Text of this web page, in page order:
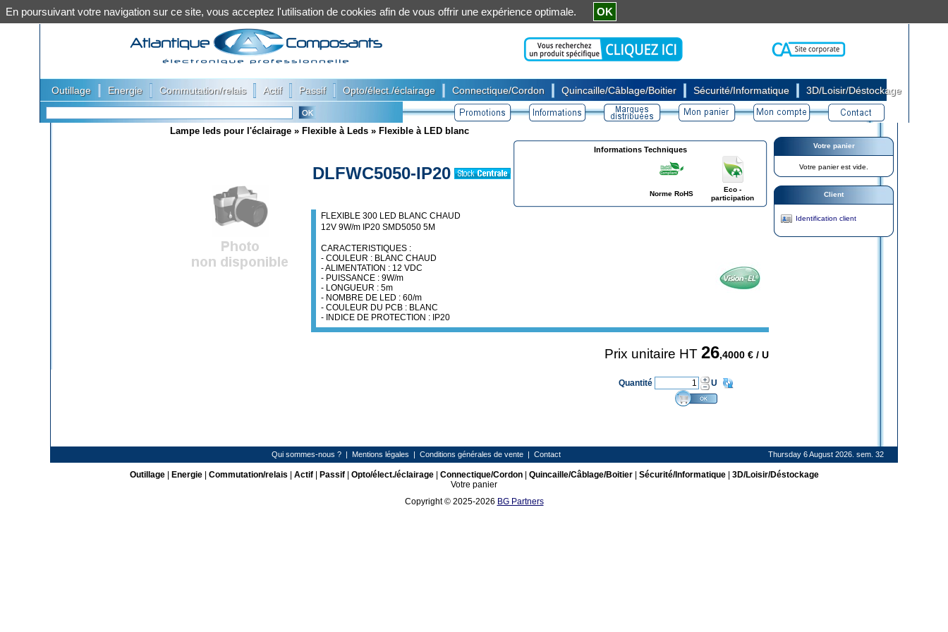
Outillage Energie Commutation/relais Actif Passif Opto/élect./éclairage Connectique/Cordon Quincaille/Câblage/Boitier Sécurité/Informatique 3D/Loisir/Déstockage
Lampe leds pour l'éclairage » Flexible à Leds » Flexible à LED blanc
DLFWC5050-IP20
Informations Techniques
Norme RoHS
Eco -
participation
FLEXIBLE 300 LED BLANC CHAUD
12V 9W/m IP20 SMD5050 5M
CARACTERISTIQUES :
- COULEUR : BLANC CHAUD
- ALIMENTATION : 12 VDC
- PUISSANCE : 9W/m
- LONGUEUR : 5m
- NOMBRE DE LED : 60/m
- COULEUR DU PCB : BLANC
- INDICE DE PROTECTION : IP20
Prix unitaire HT 26,4000 € / U
Quantité U
Votre panier
Votre panier est vide.
Client
Identification client
Qui sommes-nous ? | Mentions légales | Conditions générales de vente | Contact Thursday 6 August 2026. sem. 32
Outillage| Energie| Commutation/relais Actif| Passif| Opto/élect./éclairage| Connectique/Cordon| Quincaille/Câblage/Boitier| Sécurité/Informatique| 3D/Loisir/Déstockage
Votre panier
Copyright © 2025-2026 BG Partners
En poursuivant votre navigation sur ce site, vous acceptez l'utilisation de cookies afin de vous offrir une expérience optimale. OK